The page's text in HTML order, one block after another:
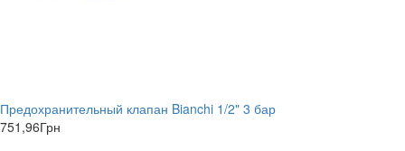
Предохранительный клапан Bianchi 1/2" 3 бар
751,96Грн